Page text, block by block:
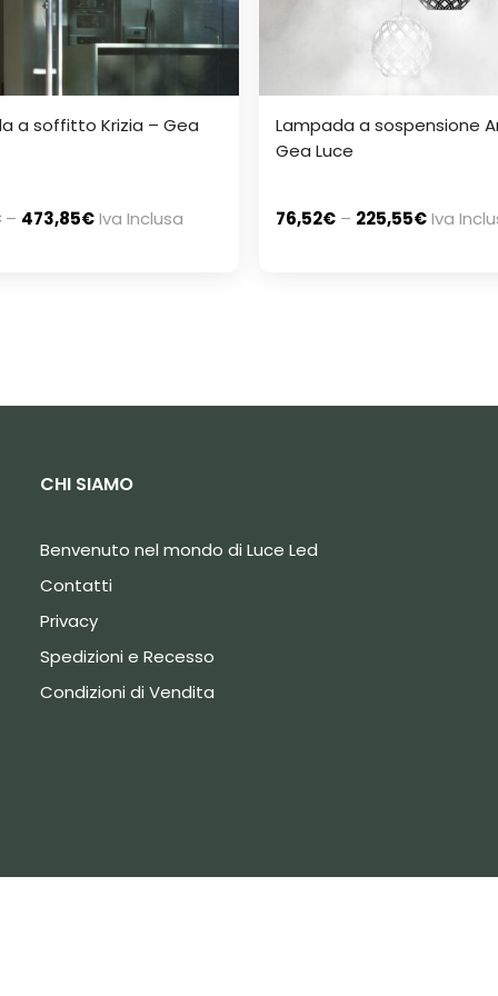
a soffitto Krizia – Gea
– 473,85€Iva Inclusa
Lampada a sospensione
Gea Luce
76,52€ – 225,55€Iva
CHI SIAMO
Benvenuto nel mondo di Luce Led
Contatti
Privacy
Spedizioni e Recesso
Condizioni di Vendita